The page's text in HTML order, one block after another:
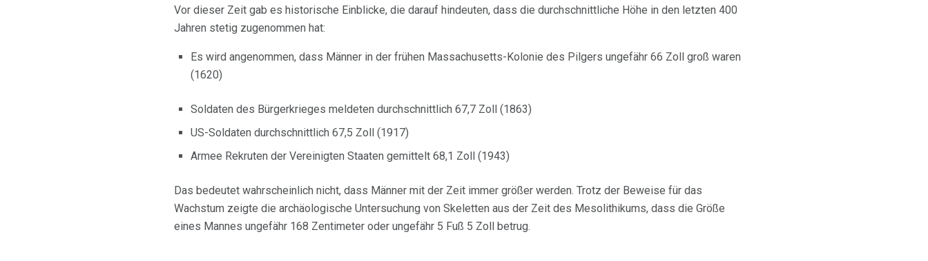
Vor dieser Zeit gab es historische Einblicke, die darauf hindeuten, dass die durchschnittliche Höhe in den letzten 400
Jahren stetig zugenommen hat:
Es wird angenommen, dass Männer in der frühen Massachusetts-Kolonie des Pilgers ungefähr 66 Zoll groß waren
(1620)
Soldaten des Bürgerkrieges meldeten durchschnittlich 67,7 Zoll (1863)
US-Soldaten durchschnittlich 67,5 Zoll (1917)
Armee Rekruten der Vereinigten Staaten gemittelt 68,1 Zoll (1943)
Das bedeutet wahrscheinlich nicht, dass Männer mit der Zeit immer größer werden. Trotz der Beweise für das
Wachstum zeigte die archäologische Untersuchung von Skeletten aus der Zeit des Mesolithikums, dass die Größe
eines Mannes ungefähr 168 Zentimeter oder ungefähr 5 Fuß 5 Zoll betrug.